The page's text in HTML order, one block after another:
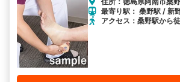
最寄り駅： 桑野駅 / 新
アクセス：桑野駅から